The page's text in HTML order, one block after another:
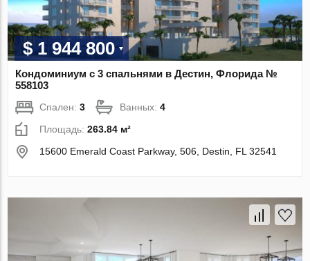
$ 1 944 800
Кондоминиум с 3 спальнями в Дестин, Флорида №
558103
Спален:3 Ванных:4
Площадь:263.84 м²
15600 Emerald Coast Parkway, 506, Destin, FL 32541